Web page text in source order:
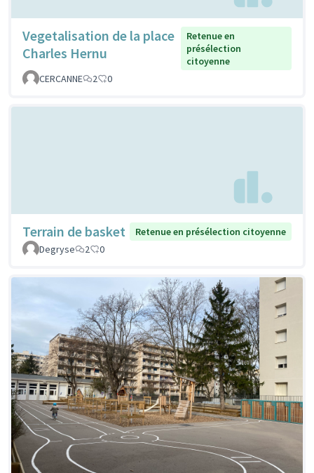
Vegetalisation de la place
Charles Hernu
Retenue en
présélection
citoyenne
CERCANNE
2 0
Terrain de basket
Retenue en présélection citoyenne
Degryse
2 0